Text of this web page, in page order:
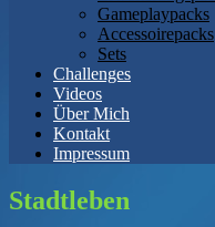
Gameplaypacks
Accessoirepacks
Sets
Challenges
Videos
Über Mich
Kontakt
Impressum
Stadtleben